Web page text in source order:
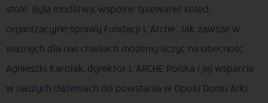
stole. Była modlitwa, wspólne śpiewanie kolęd,
organizacyjne sprawy Fundacji L’Arche. Jak zawsze w
ważnych dla nas chwilach możemy liczyć na obecność
Agnieszki Karolak, dyrektor L’ARCHE Polska i jej wsparcie
w naszych dążeniach do powstania w Opolu Domu Arki.